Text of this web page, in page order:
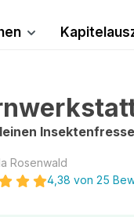
Rosenwald
4,38 von 25